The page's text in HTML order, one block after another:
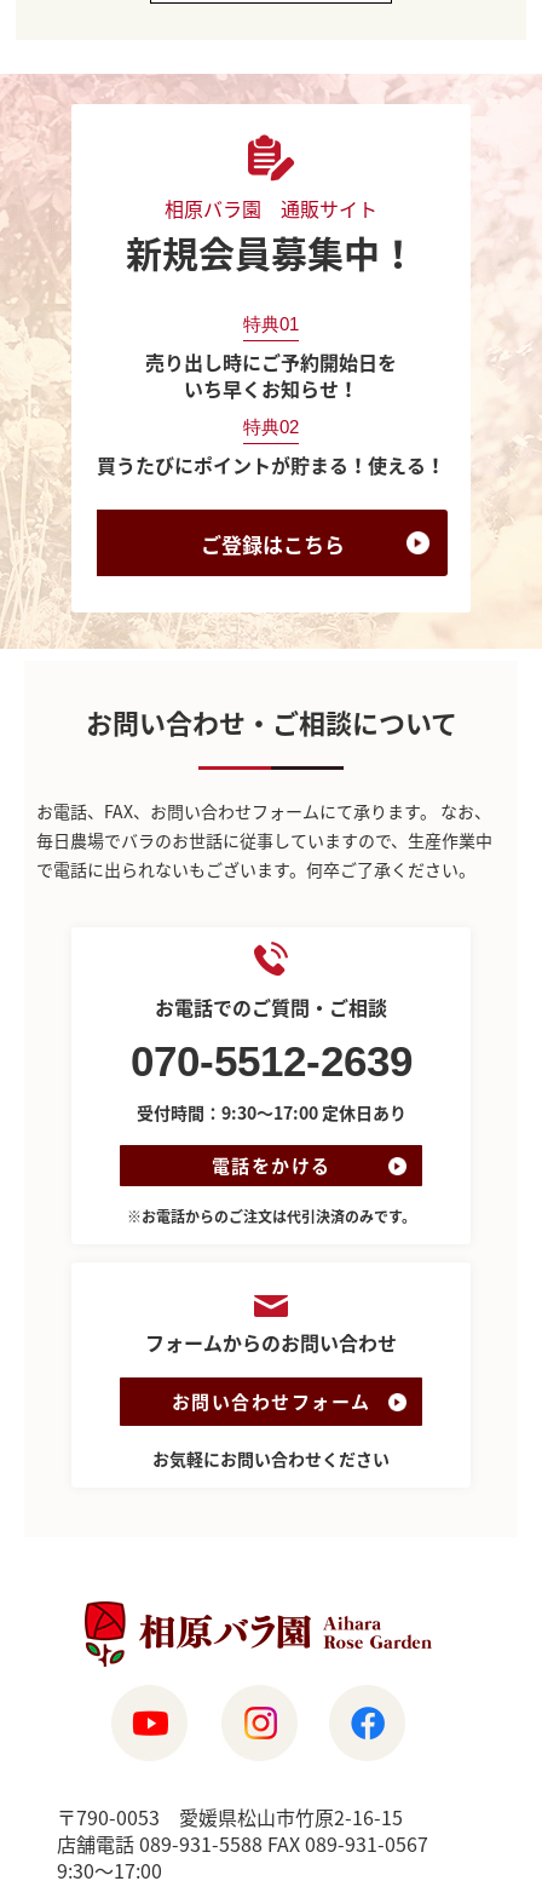
相原バラ園 通販サイト
新規会員募集中！
特典01
売り出し時にご予約開始日を
いち早くお知らせ！
特典02
買うたびにポイントが貯まる！使える！
ご登録はこちら
お問い合わせ・ご相談について
お電話、FAX、お問い合わせフォームにて承ります。
なお、
毎日農場でバラのお世話に従事していますので、生産作業中
で電話に出られないもございます。何卒ご了承ください。
お電話でのご質問・ご相談
070-5512-2639
受付時間：9:30～17:00 定休日あり
電話をかける
※お電話からのご注文は代引決済のみです。
フォームからのお問い合わせ
お問い合わせフォーム
お気軽にお問い合わせください
〒790-0053 愛媛県松山市竹原2-16-15
店舗電話 089-931-5588 FAX 089-931-0567
9:30〜17:00